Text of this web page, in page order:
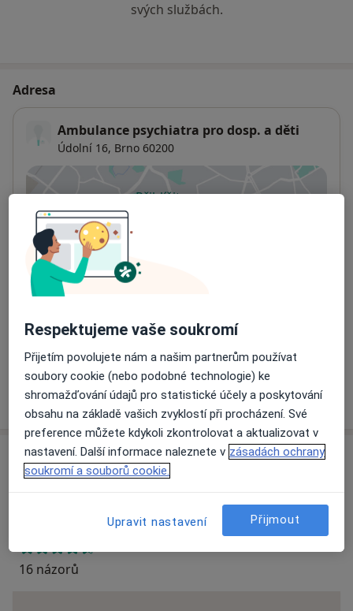
svých službách.
Adresa
Ambulance psychiatra pro dosp. a děti
Údolní 16, Brno 60200
Přiblížit mapu
Dostupnost
Na této adrese online kalendář není aktivní
Co mám v takové situaci udělat?
Na teto adrese lékař přijímá pacienty na pojišťovnu
Detaily
Víceo adrese
Názory
Přidejte svůj názor
16 názorů
Respektujeme vaše soukromí
Přijetím povolujete nám a našim partnerům používat
soubory cookie (nebo podobné technologie) ke
shromažďování údajů pro statistické účely a poskytování
obsahu na základě vašich zvyklostí při procházení. Své
preference můžete kdykoli zkontrolovat a aktualizovat v
nastavení. Další informace naleznete v zásadách ochrany
soukromí a souborů cookie.
Upravit nastavení Přijmout